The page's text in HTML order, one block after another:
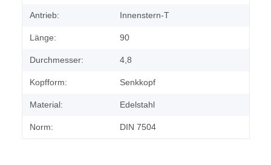
Antrieb: Innenstern-T
Länge: 90
Durchmesser: 4,8
Kopfform: Senkkopf
Material: Edelstahl
Norm: DIN 7504